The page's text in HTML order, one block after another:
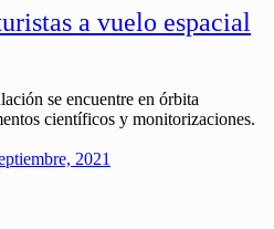
a vuelo espacial
se encuentre en órbita
científicos y monitorizaciones.
2021